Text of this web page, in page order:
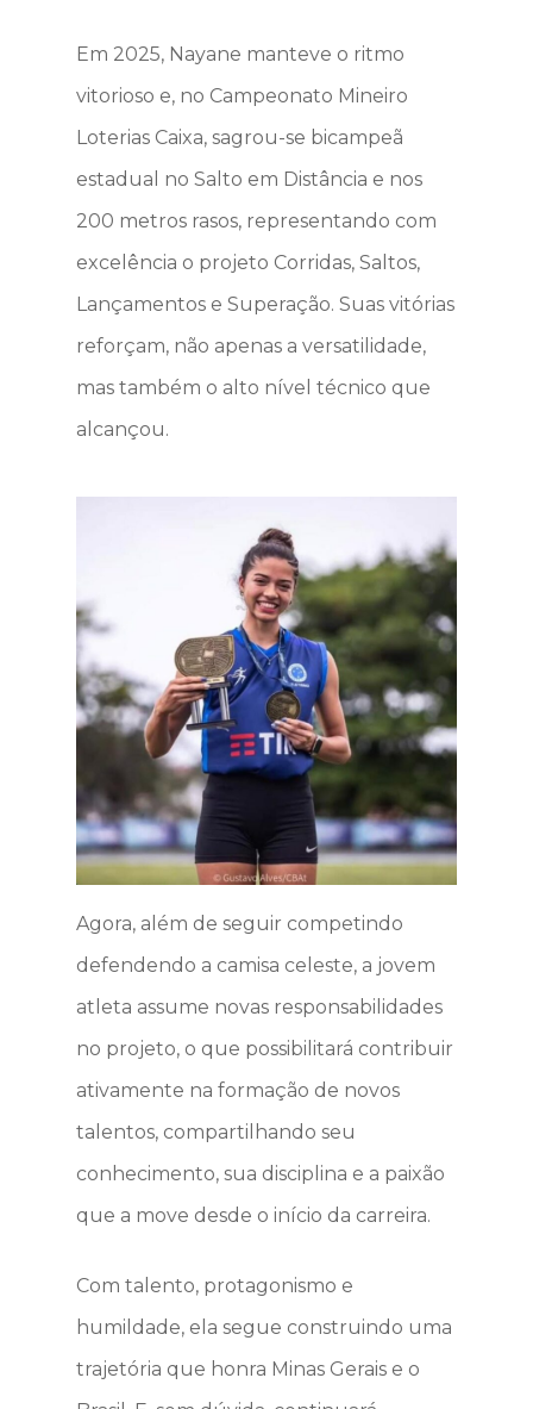
Em 2025, Nayane manteve o ritmo
vitorioso e, no Campeonato Mineiro
Loterias Caixa, sagrou-se bicampeã
estadual no Salto em Distância e nos
200 metros rasos, representando com
excelência o projeto Corridas, Saltos,
Lançamentos e Superação. Suas vitórias
reforçam, não apenas a versatilidade,
mas também o alto nível técnico que
alcançou.
Agora, além de seguir competindo
defendendo a camisa celeste, a jovem
atleta assume novas responsabilidades
no projeto, o que possibilitará contribuir
ativamente na formação de novos
talentos, compartilhando seu
conhecimento, sua disciplina e a paixão
que a move desde o início da carreira.
Com talento, protagonismo e
humildade, ela segue construindo uma
trajetória que honra Minas Gerais e o
Início
O Instituto
Atuação
Governança
Matérias
Projetos
Notícias
Fale Conosco